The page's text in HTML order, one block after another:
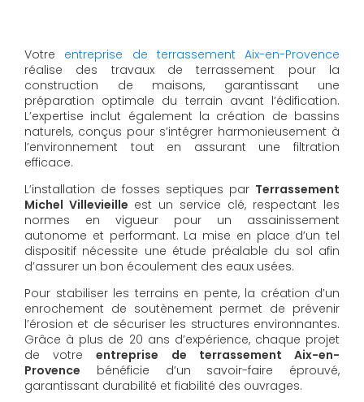
Votre entreprise de terrassement Aix-en-Provence
réalise des travaux de terrassement pour la
construction de maisons, garantissant une
préparation optimale du terrain avant l’édification.
L’expertise inclut également la création de bassins
naturels, conçus pour s’intégrer harmonieusement à
l’environnement tout en assurant une filtration
efficace.
L’installation de fosses septiques par Terrassement
Michel Villevieille est un service clé, respectant les
normes en vigueur pour un assainissement
autonome et performant. La mise en place d’un tel
dispositif nécessite une étude préalable du sol afin
d’assurer un bon écoulement des eaux usées.
Pour stabiliser les terrains en pente, la création d’un
enrochement de soutènement permet de prévenir
l’érosion et de sécuriser les structures environnantes.
Grâce à plus de 20 ans d’expérience, chaque projet
de votreentreprise de terrassement Aix-en-
Provence bénéficie d’un savoir-faire éprouvé,
garantissant durabilité et fiabilité des ouvrages.